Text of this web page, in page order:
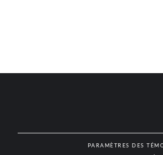
PARAMÈTRES DES